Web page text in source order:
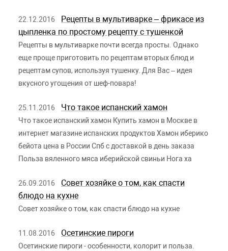
22.12.2016
Рецепты в мультиварке – фрикасе из
цыпленка по простому рецепту с тушенкой
Рецепты в мультиварке почти всегда просты. Однако
еще проще приготовить по рецептам вторых блюд и
рецептам супов, используя тушенку. Для Вас – идея
вкусного угощения от шеф-повара!
25.11.2016 Что такое испанский хамон
Что такое испанский хамон Купить хамон в Москве в
интернет магазине испанских продуктов Хамон иберико
бейота цена в России Спб с доставкой в день заказа
Польза вяленного мяса иберийской свиньи Нога ха
26.09.2016
Совет хозяйке о том, как спасти
блюдо на кухне
Совет хозяйке о том, как спасти блюдо на кухне
11.08.2016 Осетинские пироги
Осетинские пироги - особенности, колорит и польза.